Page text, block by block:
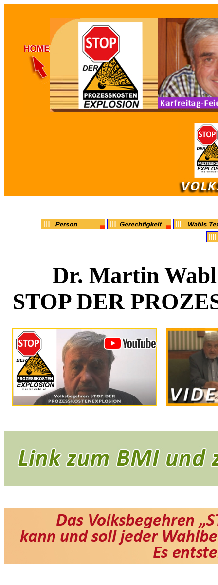
Dr. Martin
STOP DER